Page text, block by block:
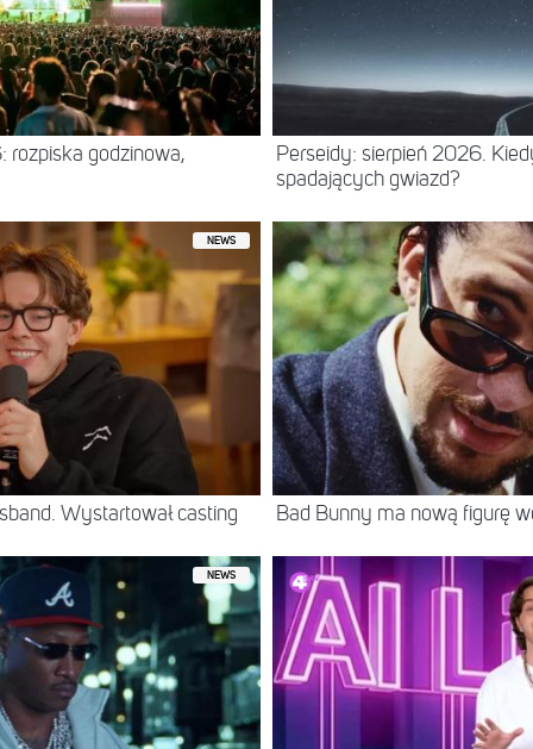
rozpiska godzinowa,
Perseidy: sierpień 2026.
spadających gwiazd?
NEWS
Wystartował casting Bad Bunny ma nową figurę
NEWS